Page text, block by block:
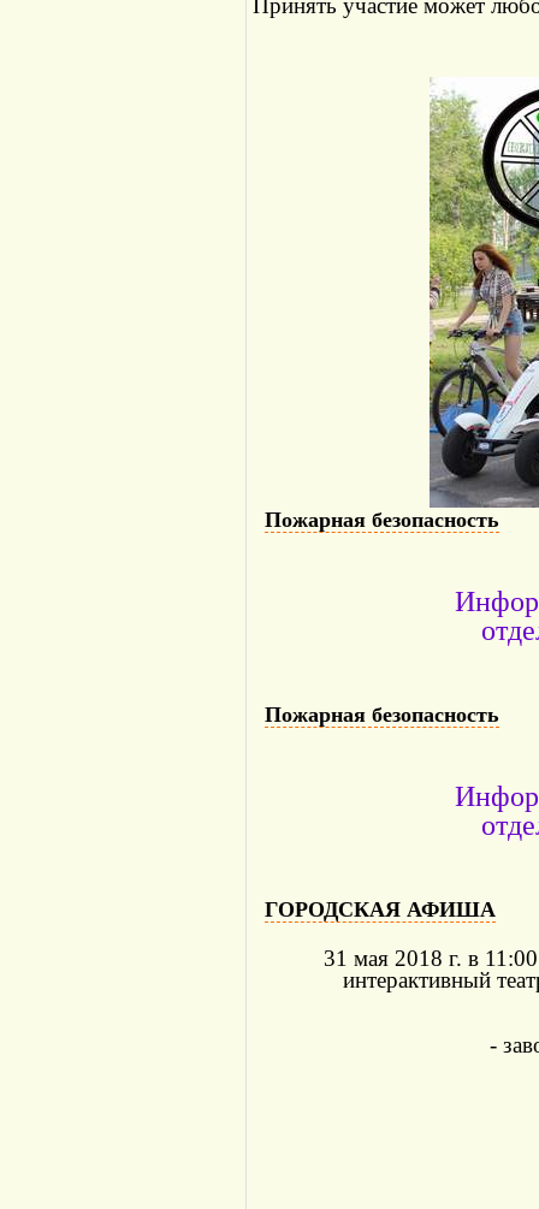
Принять участие может
Пожарная безопасность
Пожарная безопасность
ГОРОДСКАЯ АФИША
31 мая 2018 г. в
интерактивный
-